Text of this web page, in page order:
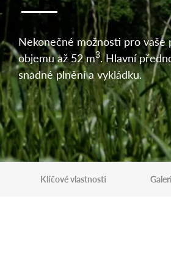
Nekonečné možnosti pro
objemu až 52 m3. Hlavní
snadné plnění a vykládku.
Klíčové vlastnosti